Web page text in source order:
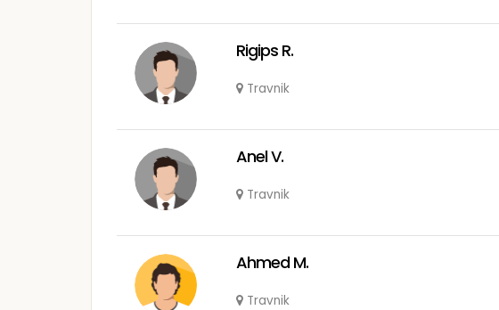
Rigips R.
Travnik
Anel V.
Travnik
Ahmed M.
Travnik